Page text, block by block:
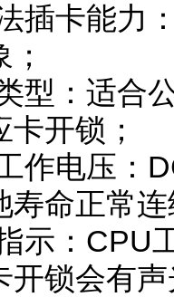
插卡能力
型：适合
开锁；
作电压：
寿命正常
示：CPU
开锁会有